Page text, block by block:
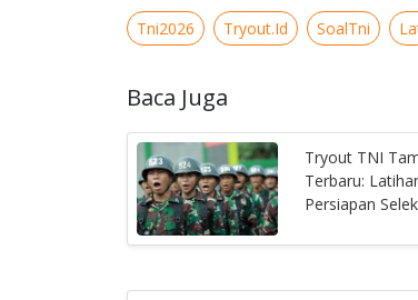
Tni2026 Tryout.Id SoalTni
Baca Juga
Tryout TNI
Terbaru:
Persiapan